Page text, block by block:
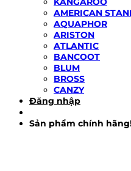
AMERICAN
AQUAPHOR
ARISTON
ATLANTIC
BANCOOT
BLUM
BROSS
CANZY
Đăng nhập
Sản phẩm chính